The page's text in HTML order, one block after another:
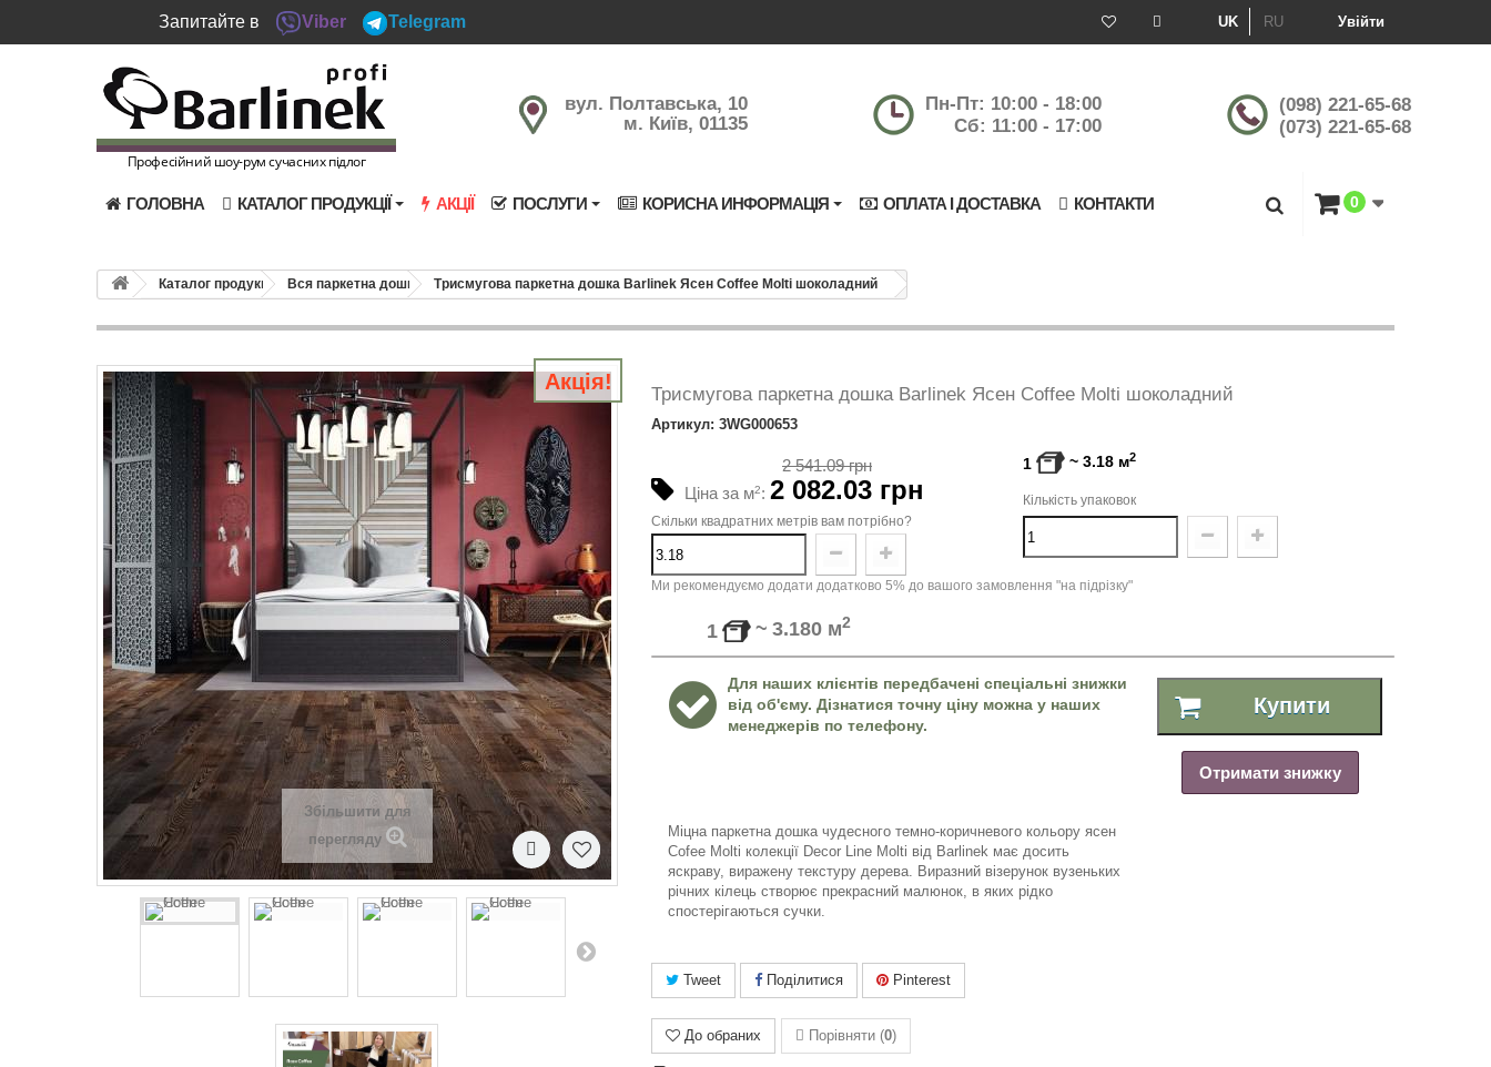
Запитайте в Viber Telegram Увійти
UK RU
Професійний шоу-рум сучасних підлог
вул. Полтавська, 10
м. Київ, 01135
Пн-Пт: 10:00 - 18:00
Сб: 11:00 - 17:00
(098) 221-65-68
(073) 221-65-68
ГОЛОВНА КАТАЛОГ ПРОДУКЦІЇ АКЦІЇ ПОСЛУГИ КОРИСНА ИНФОРМАЦІЯ ОПЛАТА І ДОСТАВКА КОНТАКТИ 0
Каталог продукції Вся паркетна дошка Триcмугова паркетна дошка Barlinek Ясен Coffee Molti шоколадний
Акція!
Збільшити для
перегляду
Триcмугова паркетна дошка Barlinek Ясен Coffee Molti шоколадний
Артикул: 3WG000653
Ціна за м2: 2 082.03 грн
2 541.09 грн 1 ~ 3.18 м2
Кількість упаковок
Скільки квадратних метрів вам потрібно?
Ми рекомендуємо додати додатково 5% до вашого замовлення "на підрізку"
1 ~ 3.180 м2
Для наших клієнтів передбачені спеціальні знижки
від об'єму. Дізнатися точну ціну можна у наших
менеджерів по телефону.
Купити
Отримати знижку
Міцна паркетна дошка чудесного темно-коричневого кольору ясен
Cofee Molti колекції Decor Line Molti від Barlinek має досить
яскраву, виражену текстуру дерева. Виразний візерунок вузеньких
річних кілець створює прекрасний малюнок, в яких рідко
спостерігаються сучки.
Tweet Поділитися Pinterest
До обраних Порівняти (0)